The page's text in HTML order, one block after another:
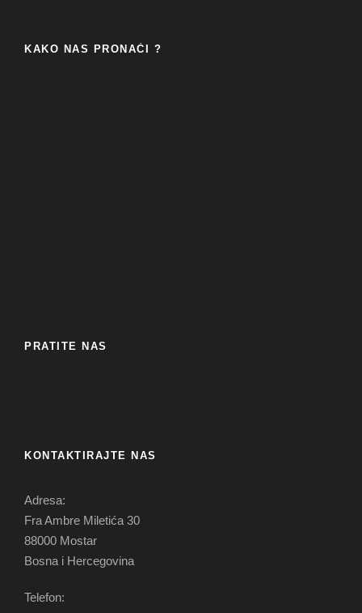
KAKO NAS PRONAĆI ?
PRATITE NAS
KONTAKTIRAJTE NAS
Adresa:
Fra Ambre Miletića 30
88000 Mostar
Bosna i Hercegovina
Telefon: